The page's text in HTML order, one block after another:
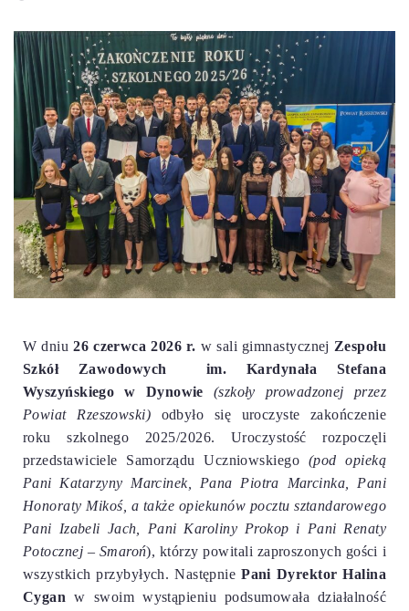
W dniu26 czerwca 2026 r. w sali gimnastycznej Zespołu
Szkół Zawodowych im. Kardynała Stefana
Wyszyńskiego w Dynowie
(szkoły prowadzonej przez
Powiat Rzeszowski) odbyło się uroczyste zakończenie
roku szkolnego 2025/2026. Uroczystość rozpoczęli
przedstawiciele Samorządu Uczniowskiego (pod opieką
Pani Katarzyny Marcinek, Pana Piotra Marcinka, Pani
Honoraty Mikoś, a także opiekunów pocztu sztandarowego
Pani Izabeli Jach, Pani Karoliny Prokop i Pani Renaty
Potocznej – Smaroń), którzy powitali zaproszonych gości i
wszystkich przybyłych. NastępniePani Dyrektor Halina
Cygan w swoim wystąpieniu podsumowała działalność